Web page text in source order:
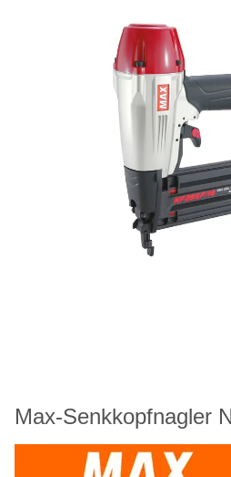
Max-Senkkopfnagler